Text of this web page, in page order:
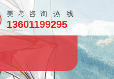
美 考 咨 询 热 线
13601199295